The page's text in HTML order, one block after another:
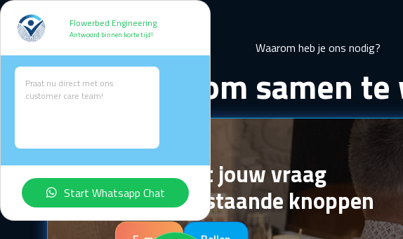
Waarom heb je ons nodig?
Flowerbed Engineering
Antwoord binnen korte tijd!
Praat nu direct met ons
customer care team!
Start Whatsapp Chat
Klaar om samen
Start maken?
Stel direct jouw vraag
via onderstaande knoppen